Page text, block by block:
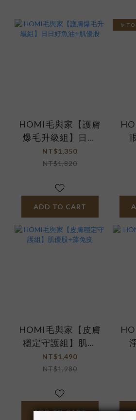
HOMI毛與家【護膚
爆毛升級組】日日
好魚油+肌優股
NT$1,350
NT$1,820
ADD TO CART
✨
HOMI毛與家【皮膚
穩定守護組】肌優
股+藻免疫
NT$1,490
NT$1,980
ADD TO CART